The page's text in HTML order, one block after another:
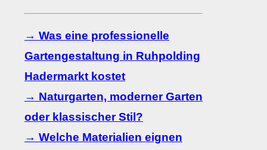
→ Was eine professionelle
Gartengestaltung in Ruhpolding
Hadermarkt kostet
→ Naturgarten, moderner Garten
oder klassischer Stil?
→ Welche Materialien eignen